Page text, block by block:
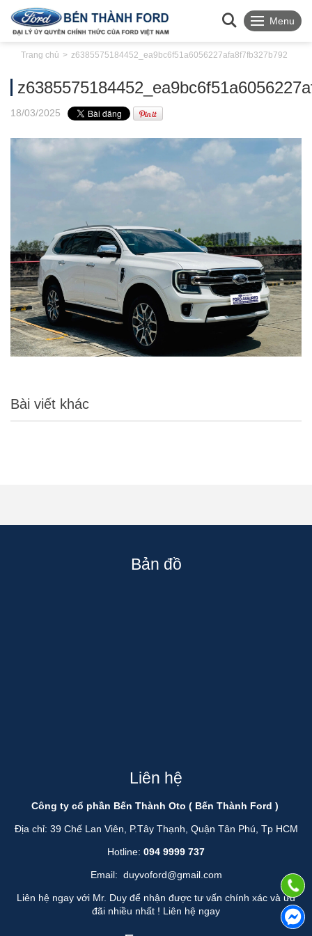
Menu
Trang chủ z6385575184452_ea9bc6f51a6056227afa8f7fb327b792
18/03/2025
Bài viết khác
Bản đồ
Liên hệ
Công ty cổ phần Bến Thành Oto ( Bến Thành Ford )
Địa chỉ: 39 Chế Lan Viên, P.Tây Thạnh, Quận Tân Phú, Tp HCM
Hotline: 094 9999 737
Email: duyvoford@gmail.com
Liên hệ ngay với Mr. Duy để nhận được tư vấn chính xác và ưu
đãi nhiều nhất ! Liên hệ ngay